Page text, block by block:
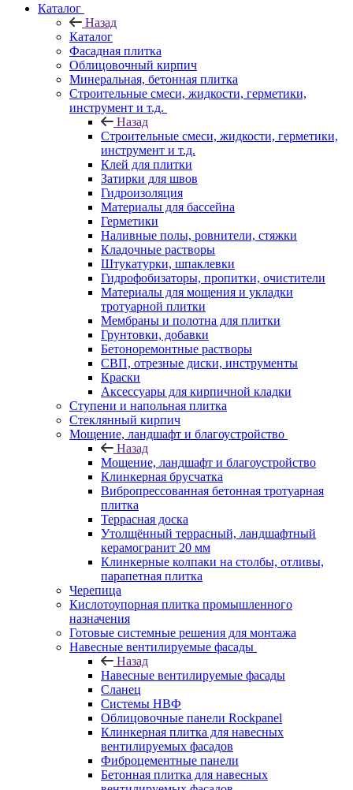
Каталог
Назад
Каталог
Фасадная плитка
Облицовочный кирпич
Минеральная, бетонная плитка
Строительные смеси, жидкости, герметики,
инструмент и т.д.
Назад
Строительные смеси, жидкости, герметики,
инструмент и т.д.
Клей для плитки
Затирки для швов
Гидроизоляция
Материалы для бассейна
Герметики
Наливные полы, ровнители, стяжки
Кладочные растворы
Штукатурки, шпаклевки
Гидрофобизаторы, пропитки, очистители
Материалы для мощения и укладки
тротуарной плитки
Мембраны и полотна для плитки
Грунтовки, добавки
Бетоноремонтные растворы
СВП, отрезные диски, инструменты
Краски
Аксессуары для кирпичной кладки
Ступени и напольная плитка
Cтеклянный кирпич
Мощение, ландшафт и благоустройство
Назад
Мощение, ландшафт и благоустройство
Клинкерная брусчатка
Вибропрессованная бетонная тротуарная
плитка
Террасная доска
Утолщённый террасный, ландшафтный
керамогранит 20 мм
Клинкерные колпаки на столбы, отливы,
парапетная плитка
Черепица
Кислотоупорная плитка промышленного
назначения
Готовые системные решения для монтажа
Навесные вентилируемые фасады
Назад
Навесные вентилируемые фасады
Сланец
Системы НВФ
Облицовочные панели Rockpanel
Клинкерная плитка для навесных
вентилируемых фасадов
Фиброцементные панели
Бетонная плитка для навесных